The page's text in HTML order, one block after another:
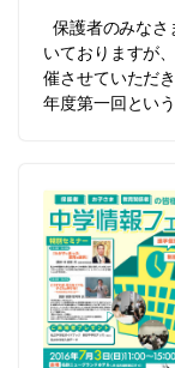
保護者のみな
いておりますが
催させていただ
年度第一回とい